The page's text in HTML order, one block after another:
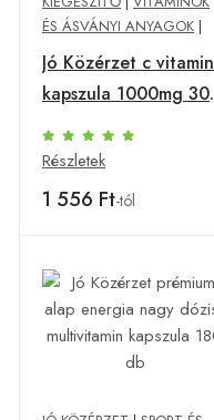
ÉS ÁSVÁNYI ANYAGOK |
Jó Közérzet c vitamin
kapszula 1000mg 30
db
Részletek
1 556 Ft-tól